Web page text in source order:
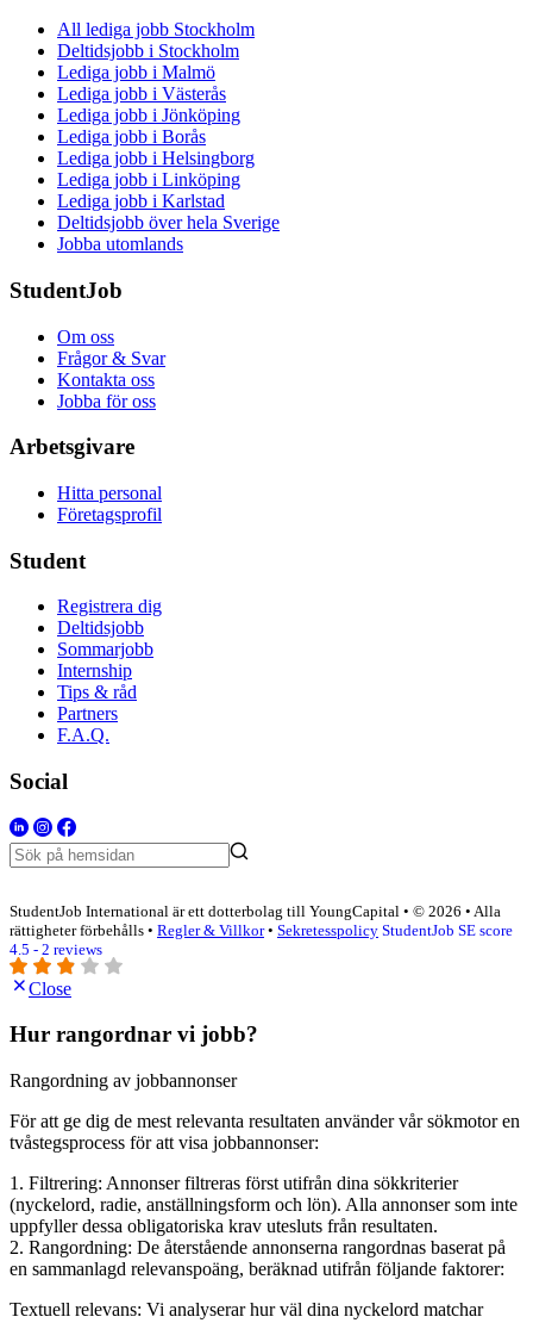
All lediga jobb Stockholm
Deltidsjobb i Stockholm
Lediga jobb i Malmö
Lediga jobb i Västerås
Lediga jobb i Jönköping
Lediga jobb i Borås
Lediga jobb i Helsingborg
Lediga jobb i Linköping
Lediga jobb i Karlstad
Deltidsjobb över hela Sverige
Jobba utomlands
StudentJob
Om oss
Frågor & Svar
Kontakta oss
Jobba för oss
Arbetsgivare
Hitta personal
Företagsprofil
Student
Registrera dig
Deltidsjobb
Sommarjobb
Internship
Tips & råd
Partners
F.A.Q.
Social
StudentJob International är ett dotterbolag till YoungCapital • © 2026 • Alla
rättigheter förbehålls • Regler & Villkor• Sekretesspolicy StudentJob SE score
4.5 - 2 reviews
Close
Hur rangordnar vi jobb?
Rangordning av jobbannonser
För att ge dig de mest relevanta resultaten använder vår sökmotor en
tvåstegsprocess för att visa jobbannonser:
1. Filtrering: Annonser filtreras först utifrån dina sökkriterier
(nyckelord, radie, anställningsform och lön). Alla annonser som inte
uppfyller dessa obligatoriska krav utesluts från resultaten.
2. Rangordning: De återstående annonserna rangordnas baserat på
en sammanlagd relevanspoäng, beräknad utifrån följande faktorer:
Textuell relevans: Vi analyserar hur väl dina nyckelord matchar